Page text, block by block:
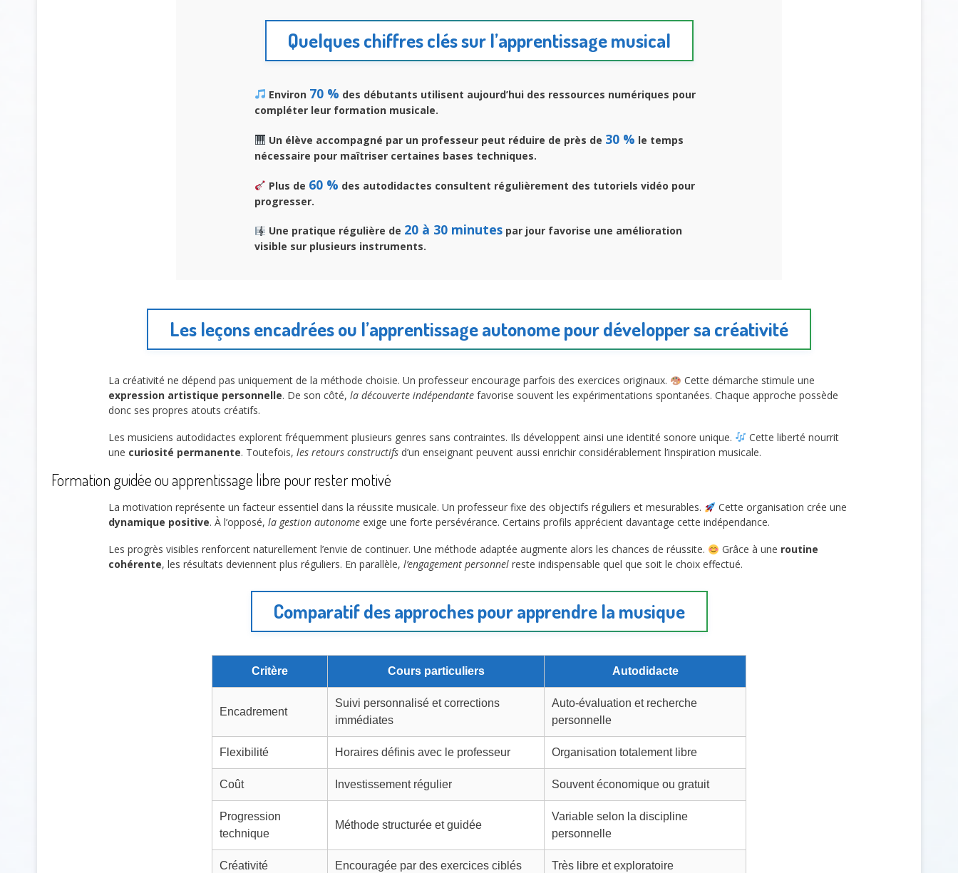
Quelques chiffres clés sur l’apprentissage musical
Environ 70 % des débutants utilisent aujourd’hui des ressources numériques pour
compléter leur formation musicale.
Un élève accompagné par un professeur peut réduire de près de 30 % le temps
nécessaire pour maîtriser certaines bases techniques.
Plus de 60 % des autodidactes consultent régulièrement des tutoriels vidéo pour
progresser.
Une pratique régulière de 20 à 30 minutespar jour favorise une amélioration
visible sur plusieurs instruments.
Les leçons encadrées ou l’apprentissage autonome pour développer sa créativité
La créativité ne dépend pas uniquement de la méthode choisie. Un professeur encourage parfois des exercices originaux.
Cette démarche stimule une
expression artistique personnelle. De son côté, la découverte indépendante favorise souvent les expérimentations spontanées. Chaque approche possède
donc ses propres atouts créatifs.
Les musiciens autodidactes explorent fréquemment plusieurs genres sans contraintes. Ils développent ainsi une identité sonore unique.
Cette liberté nourrit
une curiosité permanente. Toutefois, les retours constructifs d’un enseignant peuvent aussi enrichir considérablement l’inspiration musicale.
Formation guidée ou apprentissage libre pour rester motivé
La motivation représente un facteur essentiel dans la réussite musicale. Un professeur fixe des objectifs réguliers et mesurables.
Cette organisation crée une
dynamique positive. À l’opposé, la gestion autonome exige une forte persévérance. Certains profils apprécient davantage cette indépendance.
Les progrès visibles renforcent naturellement l’envie de continuer. Une méthode adaptée augmente alors les chances de réussite.
Grâce à une routine
cohérente, les résultats deviennent plus réguliers. En parallèle, l’engagement personnel reste indispensable quel que soit le choix effectué.
Comparatif des approches pour apprendre la musique
Critère Cours particuliers Autodidacte
Encadrement
Suivi personnalisé et corrections
immédiates
Auto-évaluation et recherche
personnelle
Flexibilité Horaires définis avec le professeur Organisation totalement libre
Coût Investissement régulier Souvent économique ou gratuit
Progression
technique
Méthode structurée et guidée
Variable selon la discipline
personnelle
Créativité Encouragée par des exercices ciblés Très libre et exploratoire